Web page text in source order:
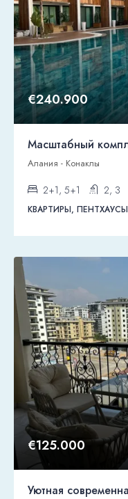
€240.900
Алания - Конаклы
2+1, 5+1 2, 3
КВАРТИРЫ, ПЕНТХАУСЫ
€125.000